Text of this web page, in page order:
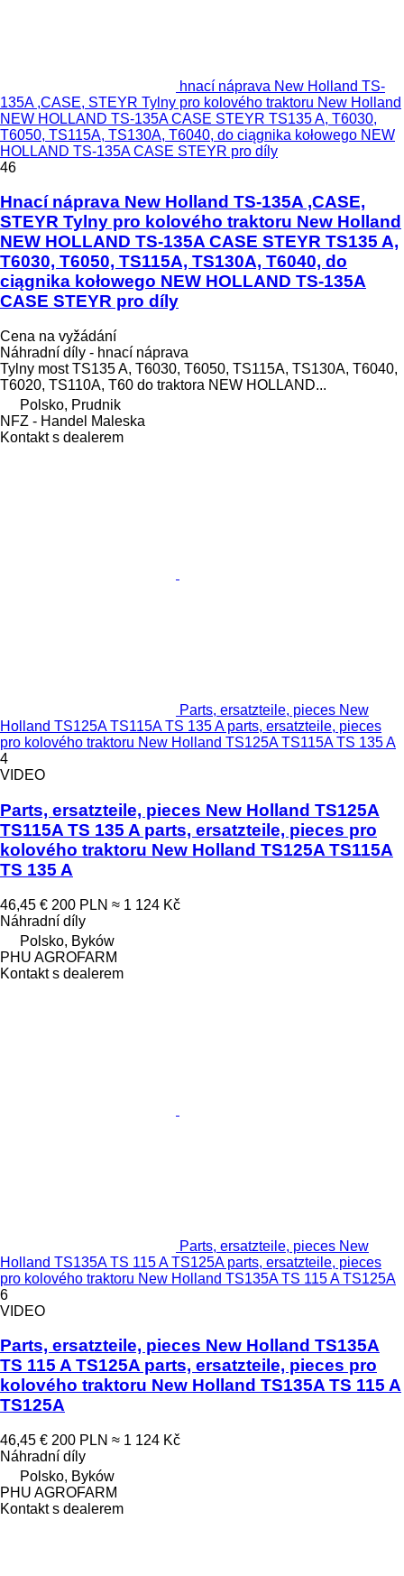
hnací náprava New Holland TS-
135A ,CASE, STEYR Tylny pro kolového traktoru New Holland
NEW HOLLAND TS-135A CASE STEYR TS135 A, T6030,
T6050, TS115A, TS130A, T6040, do ciągnika kołowego NEW
HOLLAND TS-135A CASE STEYR pro díly
46
Hnací náprava New Holland TS-135A ,CASE,
STEYR Tylny pro kolového traktoru New Holland
NEW HOLLAND TS-135A CASE STEYR TS135 A,
T6030, T6050, TS115A, TS130A, T6040, do
ciągnika kołowego NEW HOLLAND TS-135A
CASE STEYR pro díly
Cena na vyžádání
Náhradní díly - hnací náprava
Tylny most TS135 A, T6030, T6050, TS115A, TS130A, T6040,
T6020, TS110A, T60 do traktora NEW HOLLAND...
Polsko, Prudnik
NFZ - Handel Maleska
Kontakt s dealerem
Parts, ersatzteile, pieces New
Holland TS125A TS115A TS 135 A parts, ersatzteile, pieces
pro kolového traktoru New Holland TS125A TS115A TS 135 A
4
VIDEO
Parts, ersatzteile, pieces New Holland TS125A
TS115A TS 135 A parts, ersatzteile, pieces pro
kolového traktoru New Holland TS125A TS115A
TS 135 A
46,45 € 200 PLN ≈ 1 124 Kč
Náhradní díly
Polsko, Byków
PHU AGROFARM
Kontakt s dealerem
Parts, ersatzteile, pieces New
Holland TS135A TS 115 A TS125A parts, ersatzteile, pieces
pro kolového traktoru New Holland TS135A TS 115 A TS125A
6
VIDEO
Parts, ersatzteile, pieces New Holland TS135A
TS 115 A TS125A parts, ersatzteile, pieces pro
kolového traktoru New Holland TS135A TS 115 A
TS125A
46,45 € 200 PLN ≈ 1 124 Kč
Náhradní díly
Polsko, Byków
PHU AGROFARM
Kontakt s dealerem